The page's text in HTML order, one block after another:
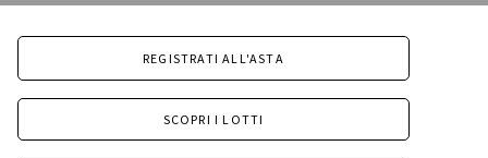
REGISTRATI ALL'ASTA
SCOPRI I LOTTI